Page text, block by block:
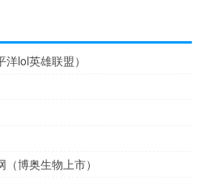
lol英雄联盟）
博奥生物上市）